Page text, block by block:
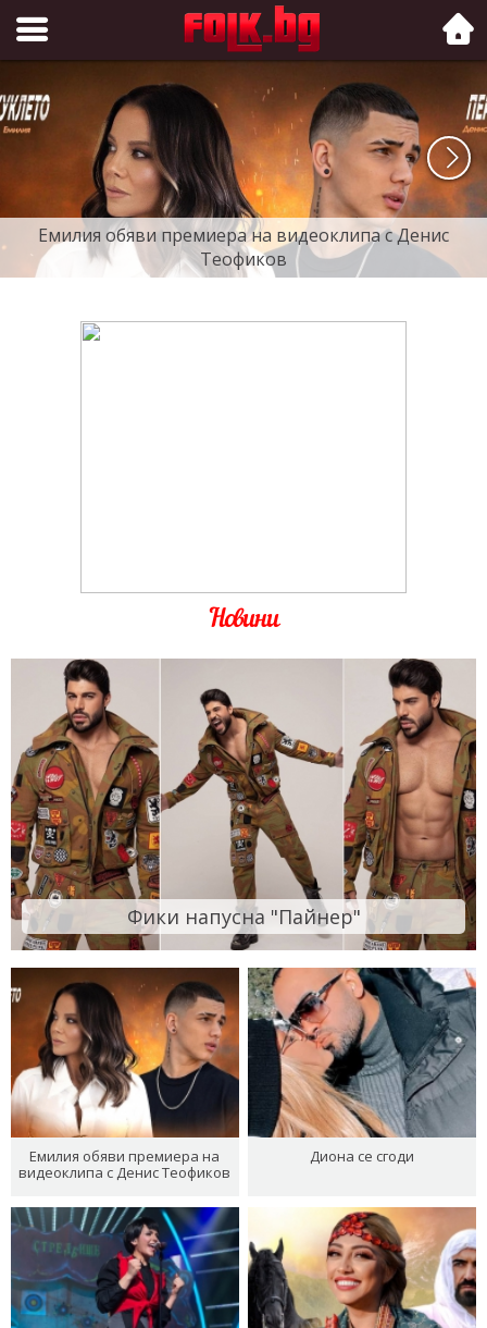
Folk.bg
Емилия обяви премиера на видеоклипа с Денис
Теофиков
Новини
Фики напусна "Пайнер"
Емилия обяви премиера на
видеоклипа с Денис Теофиков
Диона се сгоди